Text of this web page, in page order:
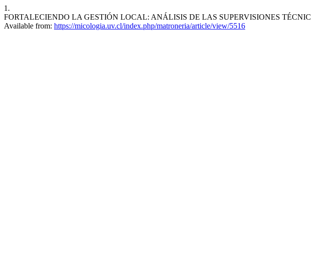
1.
FORTALECIENDO LA GESTIÓN LOCAL: ANÁLISIS DE LAS SUPERVISIONES
Available from: https://micologia.uv.cl/index.php/matroneria/article/view/5516